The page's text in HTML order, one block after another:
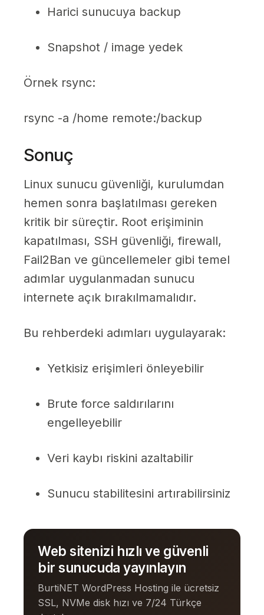
Harici sunucuya backup
Snapshot / image yedek
Örnek rsync:
rsync -a /home remote:/backup
Sonuç
Linux sunucu güvenliği, kurulumdan
hemen sonra başlatılması gereken
kritik bir süreçtir. Root erişiminin
kapatılması, SSH güvenliği, firewall,
Fail2Ban ve güncellemeler gibi temel
adımlar uygulanmadan sunucu
internete açık bırakılmamalıdır.
Bu rehberdeki adımları uygulayarak:
Yetkisiz erişimleri önleyebilir
Brute force saldırılarını
engelleyebilir
Veri kaybı riskini azaltabilir
Sunucu stabilitesini artırabilirsiniz
Web sitenizi hızlı ve güvenli
bir sunucuda yayınlayın
BurtiNET WordPress Hosting ile ücretsiz
SSL, NVMe disk hızı ve 7/24 Türkçe